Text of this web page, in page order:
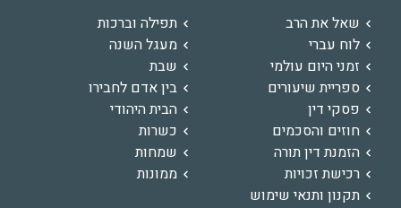
שאל את הרב
לוח עברי
זמני היום עולמי
ספריית שיעורים
פסקי דין
חוזים והסכמים
הזמנת דין תורה
רכישת זכויות
תקנון ותנאי שימוש
תפילה וברכות
מעגל השנה
שבת
בין אדם לחבירו
הבית היהודי
כשרות
שמחות
ממונות